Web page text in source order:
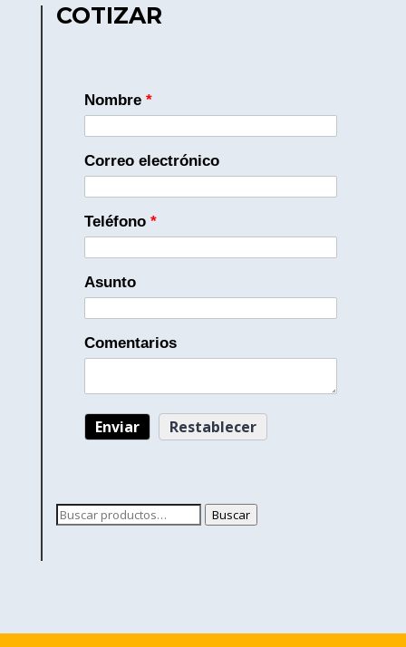
COTIZAR
Nombre *
Correo electrónico
Teléfono *
Asunto
Comentarios
Buscar
Buscar